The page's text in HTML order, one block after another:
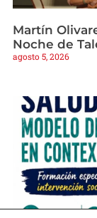
Martín
Noche de
agosto 5, 2026